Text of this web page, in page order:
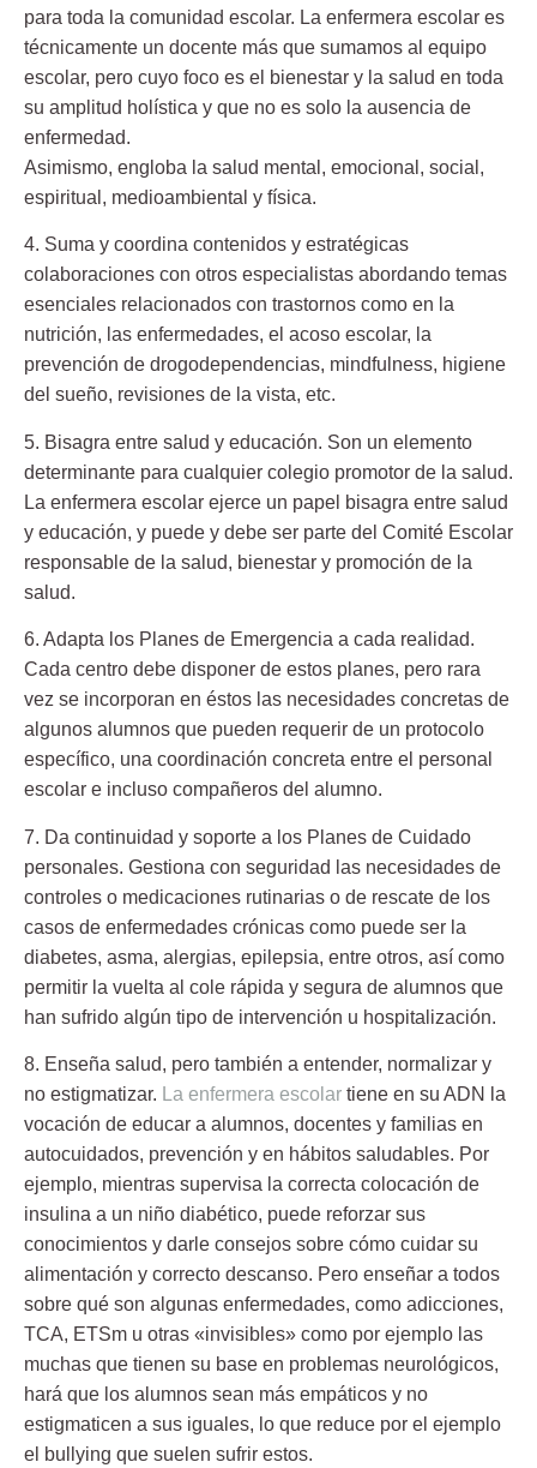
para toda la comunidad escolar. La enfermera escolar es
técnicamente un docente más que sumamos al equipo
escolar, pero cuyo foco es el bienestar y la salud en toda
su amplitud holística y que no es solo la ausencia de
enfermedad.
Asimismo, engloba la salud mental, emocional, social,
espiritual, medioambiental y física.
4. Suma y coordina contenidos y estratégicas
colaboraciones con otros especialistas abordando temas
esenciales relacionados con trastornos como en la
nutrición, las enfermedades, el acoso escolar, la
prevención de drogodependencias, mindfulness, higiene
del sueño, revisiones de la vista, etc.
5. Bisagra entre salud y educación. Son un elemento
determinante para cualquier colegio promotor de la salud.
La enfermera escolar ejerce un papel bisagra entre salud
y educación, y puede y debe ser parte del Comité Escolar
responsable de la salud, bienestar y promoción de la
salud.
6. Adapta los Planes de Emergencia a cada realidad.
Cada centro debe disponer de estos planes, pero rara
vez se incorporan en éstos las necesidades concretas de
algunos alumnos que pueden requerir de un protocolo
específico, una coordinación concreta entre el personal
escolar e incluso compañeros del alumno.
7. Da continuidad y soporte a los Planes de Cuidado
personales. Gestiona con seguridad las necesidades de
controles o medicaciones rutinarias o de rescate de los
casos de enfermedades crónicas como puede ser la
diabetes, asma, alergias, epilepsia, entre otros, así como
permitir la vuelta al cole rápida y segura de alumnos que
han sufrido algún tipo de intervención u hospitalización.
8. Enseña salud, pero también a entender, normalizar y
no estigmatizar.
La enfermera escolar tiene en su ADN la
vocación de educar a alumnos, docentes y familias en
autocuidados, prevención y en hábitos saludables. Por
ejemplo, mientras supervisa la correcta colocación de
insulina a un niño diabético, puede reforzar sus
conocimientos y darle consejos sobre cómo cuidar su
alimentación y correcto descanso. Pero enseñar a todos
sobre qué son algunas enfermedades, como adicciones,
TCA, ETSm u otras «invisibles» como por ejemplo las
muchas que tienen su base en problemas neurológicos,
hará que los alumnos sean más empáticos y no
estigmaticen a sus iguales, lo que reduce por el ejemplo
el bullying que suelen sufrir estos.